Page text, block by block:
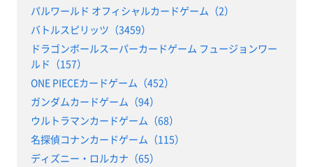
パルワールド オフィシャルカードゲーム（2）
バトルスピリッツ（3459）
ドラゴンボールスーパーカードゲーム フュージョンワー
ルド（157）
ONE PIECEカードゲーム（452）
ガンダムカードゲーム（94）
ウルトラマンカードゲーム（68）
名探偵コナンカードゲーム（115）
ディズニー・ロルカナ（65）